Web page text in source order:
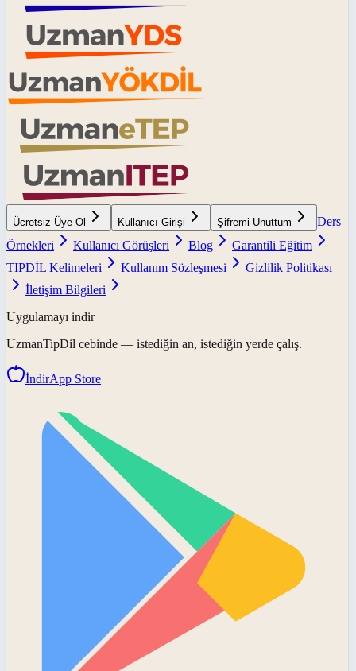
Ücretsiz Üye Ol Kullanıcı Girişi Şifremi Unuttum
Ders
Örnekleri
Kullanıcı Görüşleri Blog
Garantili Eğitim
TIPDİL Kelimeleri
Kullanım Sözleşmesi
Gizlilik Politikası
İletişim Bilgileri
Uygulamayı indir
UzmanTipDil cebinde — istediğin an, istediğin yerde çalış.
İndirApp Store